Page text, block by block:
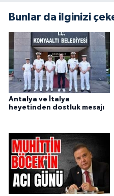
Bunlar da ilginizi
Antalya ve İtalya
heyetinden dostluk mesajı